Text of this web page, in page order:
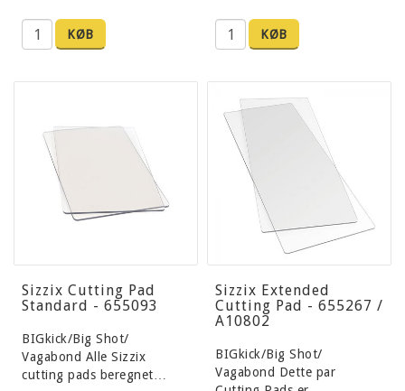
KØB KØB
Sizzix Cutting Pad
Standard - 655093
BIGkick/Big Shot/
Vagabond Alle Sizzix
cutting pads beregnet…
Sizzix Extended
Cutting Pad - 655267 /
A10802
BIGkick/Big Shot/
Vagabond Dette par